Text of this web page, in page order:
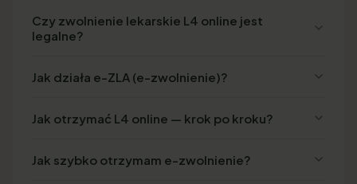
Czy zwolnienie lekarskie L4 online jest
legalne?
Jak działa e-ZLA (e-zwolnienie)?
Jak otrzymać L4 online — krok po kroku?
Jak szybko otrzymam e-zwolnienie?